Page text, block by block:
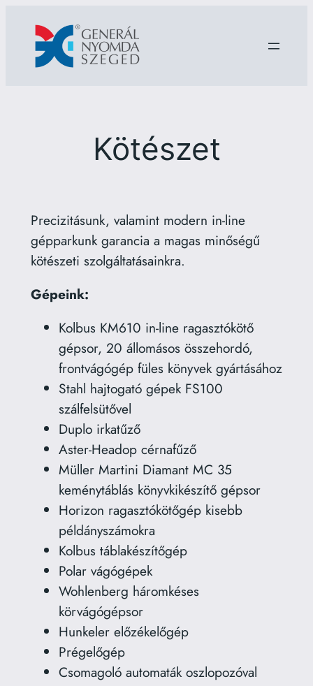
tartalomhoz
Kötészet
Precizitásunk, valamint modern in-line
gépparkunk garancia a magas minőségű
kötészeti szolgáltatásainkra.
Gépeink:
Kolbus KM610 in-line ragasztókötő
gépsor, 20 állomásos összehordó,
frontvágógép füles könyvek gyártásához
Stahl hajtogató gépek FS100
szálfelsütővel
Duplo irkatűző
Aster-Headop cérnafűző
Müller Martini Diamant MC 35
keménytáblás könyvkikészítő gépsor
Horizon ragasztókötőgép kisebb
példányszámokra
Kolbus táblakészítőgép
Polar vágógépek
Wohlenberg háromkéses
körvágógépsor
Hunkeler előzékelőgép
Prégelőgép
Csomagoló automaták oszlopozóval